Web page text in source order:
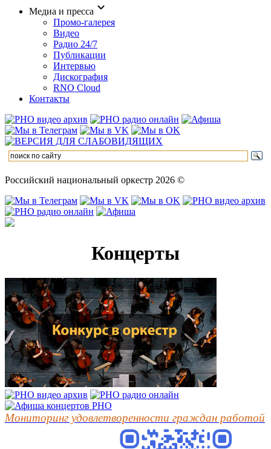
Медиа и пресса
Промо-галерея
Видео
Радио 24/7
Публикации
Интервью
Дискография
RNO Cloud
Контакты
Российский национальный оркестр 2026 ©
Концерты
Мониторинг удовлетворенности граждан работой